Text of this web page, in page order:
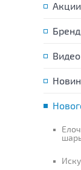
Акции
Видео